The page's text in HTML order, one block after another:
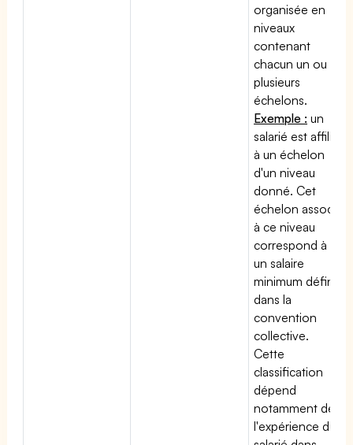
organisée en
niveaux
contenant
chacun un ou
plusieurs
échelons.
Exemple : un
salarié est affilié
à un échelon
d'un niveau
donné. Cet
échelon associé
à ce niveau
correspond à
un salaire
minimum défini
dans la
convention
collective.
Cette
classification
dépend
notamment de
l'expérience du